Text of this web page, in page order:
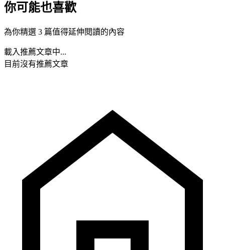
你可能也喜歡
為你精選 3 篇值得延伸閱讀的內容
載入推薦文章中...
目前沒有推薦文章